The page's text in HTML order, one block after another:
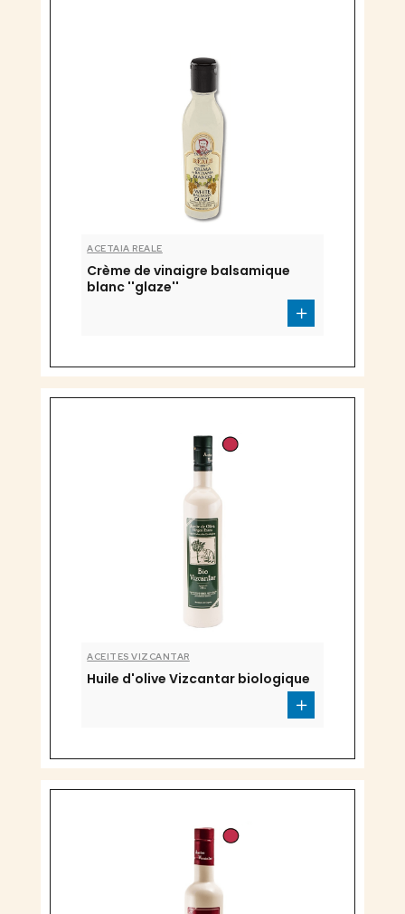
ACETAIA REALE
Crème de vinaigre balsamique
blanc ''glaze''
ACEITES VIZCANTAR
Huile d'olive Vizcantar biologique